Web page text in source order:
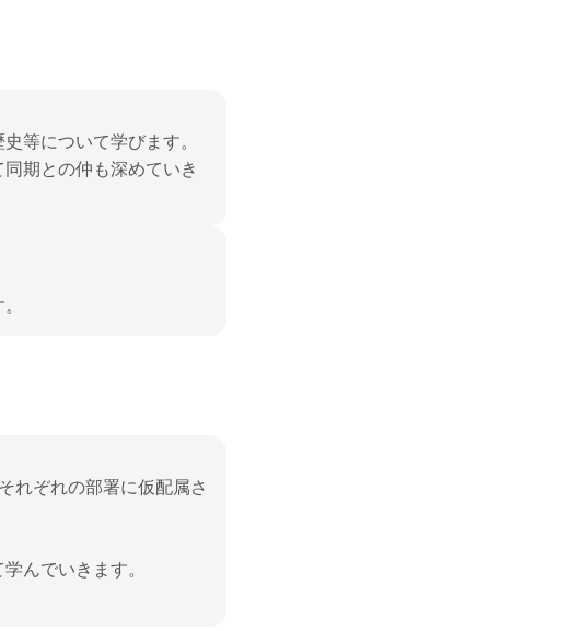
等について学びます。
期との仲も深めていき
れぞれの部署に仮配属さ
んでいきます。